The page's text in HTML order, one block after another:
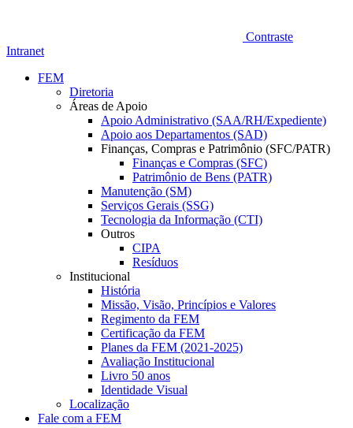
Contraste
Intranet
FEM
Diretoria
Áreas de Apoio
Apoio Administrativo (SAA/RH/Expediente)
Apoio aos Departamentos (SAD)
Finanças, Compras e Patrimônio (SFC/PATR)
Finanças e Compras (SFC)
Patrimônio de Bens (PATR)
Manutenção (SM)
Serviços Gerais (SSG)
Tecnologia da Informação (CTI)
Outros
CIPA
Resíduos
Institucional
História
Missão, Visão, Princípios e Valores
Regimento da FEM
Certificação da FEM
Planes da FEM (2021-2025)
Avaliação Institucional
Livro 50 anos
Identidade Visual
Localização
Fale com a FEM